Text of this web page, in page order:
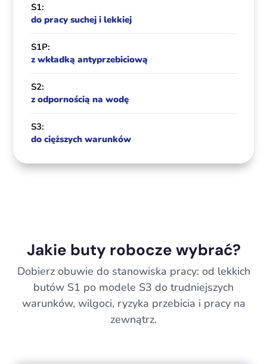
S1:
do pracy suchej i lekkiej
S1P:
z wkładką antyprzebiciową
S2:
z odpornością na wodę
S3:
do cięższych warunków
Jakie buty robocze wybrać?
Dobierz obuwie do stanowiska pracy: od lekkich
butów S1 po modele S3 do trudniejszych
warunków, wilgoci, ryzyka przebicia i pracy na
zewnątrz.